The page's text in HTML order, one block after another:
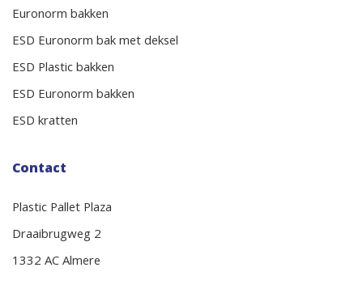
Euronorm bakken
ESD Euronorm bak met deksel
ESD Plastic bakken
ESD Euronorm bakken
ESD kratten
Contact
Plastic Pallet Plaza
Draaibrugweg 2
1332 AC Almere